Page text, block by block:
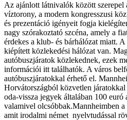
Az ajánlott látnivalók között szerepel
víztorony, a modern kongresszusi
és prezentáció igényeit fogja
nagy szórakoztató szcéna, amely a
érdekes a klub- és bárhálózat miatt.
kiépített közlekedési hálózat van.
autóbuszjáratok közlekednek, ezek
információi itt találhatók. A város
autóbuszjáratokkal érhető el.
Horvátországból közvetlen
oda-vissza jegyek általában 100
valamivel olcsóbbak.Mannheimben
amit irodalmi német nyelvtudással